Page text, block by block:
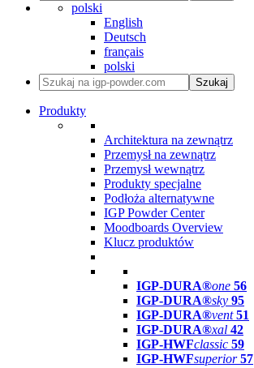
polski
English
Deutsch
français
polski
Szukaj
Produkty
Architektura na zewnątrz
Przemysł na zewnątrz
Przemysł wewnątrz
Produkty specjalne
Podłoża alternatywne
IGP Powder Center
Moodboards Overview
Klucz produktów
IGP-DURA®one 56
IGP-DURA®sky 95
IGP-DURA®vent 51
IGP-DURA®xal 42
IGP-HWFclassic 59
IGP-HWFsuperior 57